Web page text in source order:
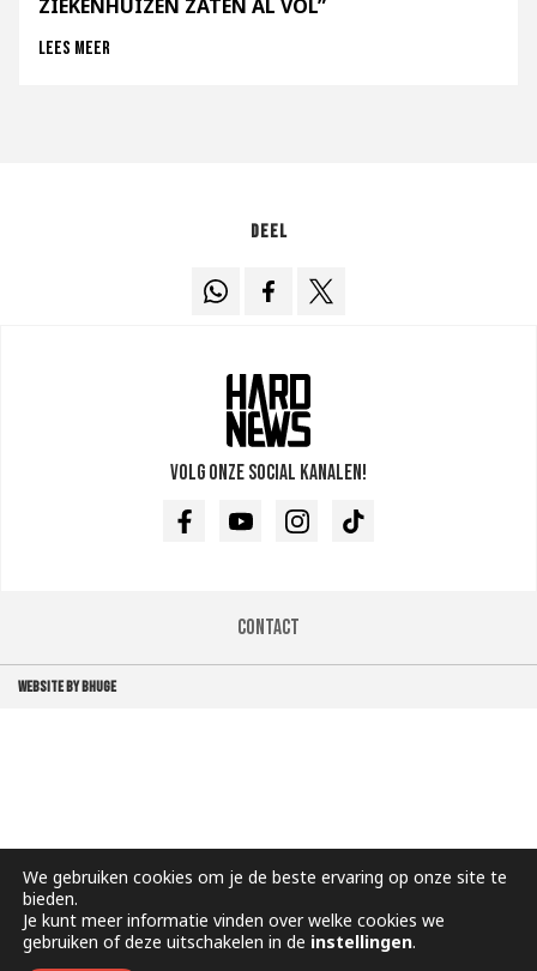
ZIEKENHUIZEN ZATEN AL VOL”
Lees meer
Deel
Volg onze social kanalen!
FacebookYoutubeInstagramTikTok
Contact
WEBSITE BY BHUGE
We gebruiken cookies om je de beste ervaring op onze site te
bieden.
Je kunt meer informatie vinden over welke cookies we
gebruiken of deze uitschakelen in de instellingen.